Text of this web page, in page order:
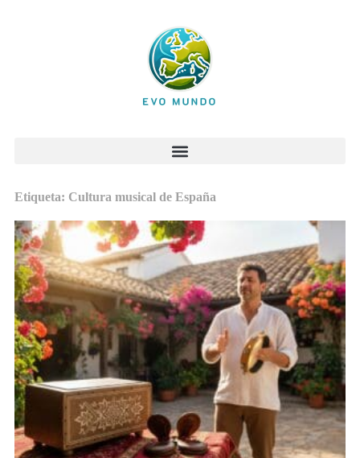
Etiqueta: Cultura musical de España